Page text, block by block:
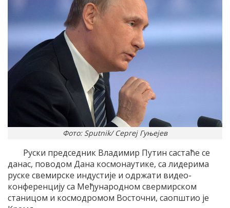
Фото: Sputnik/ Сергеј Гуњејев
Руски председник Владимир Путин састаће се
данас, поводом Дана космонаутике, са лидерима
руске свемирске индустиjе и одржати видео-
конференциjу са Mеђународном свермирском
станицом и космодромом Восточни, саопштио jе